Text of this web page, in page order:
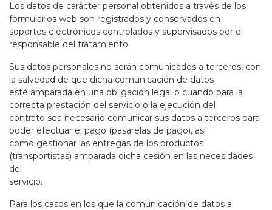
Los datos de carácter personal obtenidos a través de los
formularios web son registrados y conservados en
soportes electrónicos controlados y supervisados por el
responsable del tratamiento.
Sus datos personales no serán comunicados a terceros, con
la salvedad de que dicha comunicación de datos
esté amparada en una obligación legal o cuando para la
correcta prestación del servicio o la ejecución del
contrato sea necesario comunicar sus datos a terceros para
poder efectuar el pago (pasarelas de pago), así
como gestionar las entregas de los productos
(transportistas) amparada dicha cesión en las necesidades
del
servicio.
Para los casos en los que la comunicación de datos a